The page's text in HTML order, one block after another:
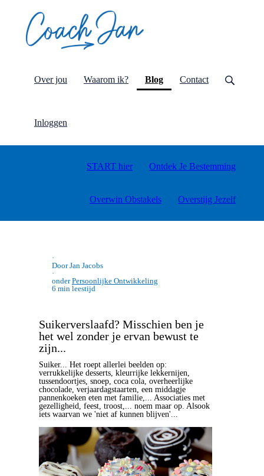
Over jou Waarom ik? Blog(current)
Contact
Inloggen
START hier Ontdek Je Bestemming
Overwin Obstakels Overstijg Jezelf
·
Door Jan Jacobs
·
onderPersoonlijke Ontwikkeling
6 min leestijd
Suikerverslaafd? Misschien ben je
het wel zonder je ervan bewust te
zijn...
Suiker... Het roept allerlei beelden op:
verrukkelijke desserts, kleurrijke lekkernijen,
tussendoortjes, snoep, coca cola, overheerlijke
chocolade, verjaardagstaarten, een middagje
pannenkoeken eten met familie,... Associaties met
gezelligheid, feest, troost,... noem maar op. Alsook
iets waarvan we 'niet af kunnen blijven'...